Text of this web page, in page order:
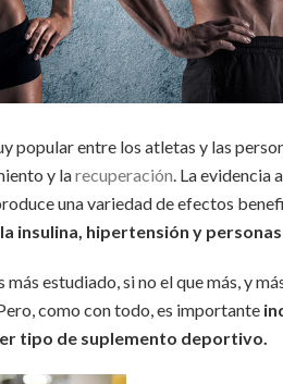
popular entre los atletas y las
y larecuperación . La
una variedad de efectos
insulina, hipertensión y
estudiado, si no el que más, y
como con todo, es importante
tipo de suplemento deportivo.